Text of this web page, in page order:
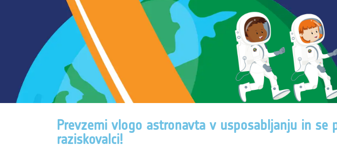
Prevzemi vlogo astronavta v usposabljanju in
raziskovalci!